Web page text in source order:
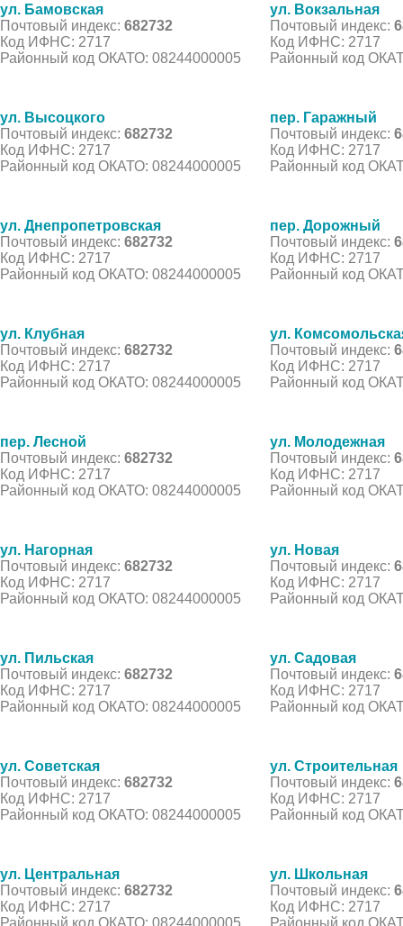
ул. Бамовская
Почтовый индекс: 682732
Код ИФНС: 2717
Районный код ОКАТО: 08244000005
ул. Вокзальная
Почтовый индекс:
Код ИФНС: 2717
Районный код
ул. Высоцкого
Почтовый индекс: 682732
Код ИФНС: 2717
Районный код ОКАТО: 08244000005
пер. Гаражный
Почтовый индекс:
Код ИФНС: 2717
Районный код
ул. Днепропетровская
Почтовый индекс: 682732
Код ИФНС: 2717
Районный код ОКАТО: 08244000005
пер. Дорожный
Почтовый индекс:
Код ИФНС: 2717
Районный код
ул. Клубная
Почтовый индекс: 682732
Код ИФНС: 2717
Районный код ОКАТО: 08244000005
ул.
Почтовый индекс:
Код ИФНС: 2717
Районный код
пер. Лесной
Почтовый индекс: 682732
Код ИФНС: 2717
Районный код ОКАТО: 08244000005
ул. Молодежная
Почтовый индекс:
Код ИФНС: 2717
Районный код
ул. Нагорная
Почтовый индекс: 682732
Код ИФНС: 2717
Районный код ОКАТО: 08244000005
ул. Новая
Почтовый индекс:
Код ИФНС: 2717
Районный код
ул. Пильская
Почтовый индекс: 682732
Код ИФНС: 2717
Районный код ОКАТО: 08244000005
ул. Садовая
Почтовый индекс:
Код ИФНС: 2717
Районный код
ул. Советская
Почтовый индекс: 682732
Код ИФНС: 2717
Районный код ОКАТО: 08244000005
ул. Строительная
Почтовый индекс:
Код ИФНС: 2717
Районный код
ул. Центральная
Почтовый индекс: 682732
Код ИФНС: 2717
Районный код ОКАТО: 08244000005
ул. Школьная
Почтовый индекс:
Код ИФНС: 2717
Районный код